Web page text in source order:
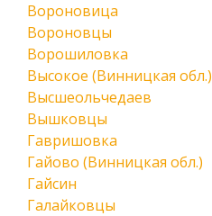
Вороновица
Вороновцы
Ворошиловка
Высокое (Винницкая обл.)
Высшеольчедаев
Вышковцы
Гавришовка
Гайово (Винницкая обл.)
Гайсин
Галайковцы